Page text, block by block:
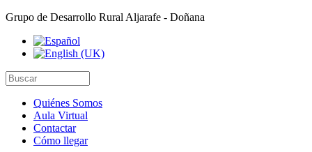
Grupo de Desarrollo Rural Aljarafe - Doñana
Quiénes Somos
Aula Virtual
Contactar
Cómo llegar